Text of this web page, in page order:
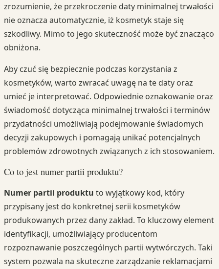
zrozumienie, że przekroczenie daty minimalnej trwałości
nie oznacza automatycznie, iż kosmetyk staje się
szkodliwy. Mimo to jego skuteczność może być znacząco
obniżona.
Aby czuć się bezpiecznie podczas korzystania z
kosmetyków, warto zwracać uwagę na te daty oraz
umieć je interpretować. Odpowiednie oznakowanie oraz
świadomość dotycząca minimalnej trwałości i terminów
przydatności umożliwiają podejmowanie świadomych
decyzji zakupowych i pomagają unikać potencjalnych
problemów zdrowotnych związanych z ich stosowaniem.
Co to jest numer partii produktu?
Numer partii produktu to wyjątkowy kod, który
przypisany jest do konkretnej serii kosmetyków
produkowanych przez dany zakład. To kluczowy element
identyfikacji, umożliwiający producentom
rozpoznawanie poszczególnych partii wytwórczych. Taki
system pozwala na skuteczne zarządzanie reklamacjami